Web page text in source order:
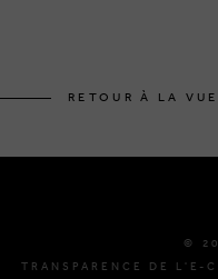
RETOUR À LA
©
TRANSPARENCE DE L'E-